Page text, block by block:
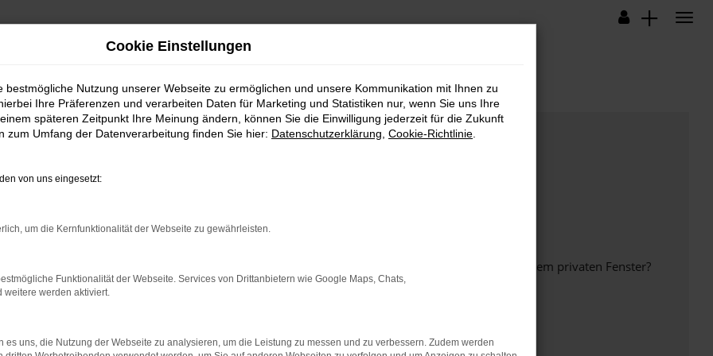
bestimmter Seiten verhindern. Funktioniert die Seite in einem anderen Browser oder in einem privaten Fenster?
beheben.
auf dem neuesten Stand sind.
kann auch dazu führen, dass bestimmte Funktionen nicht mehr unterstützt werden.
Cookie Einstellungen
bestmögliche Nutzung unserer Webseite zu ermöglichen und unsere Kommunikation mit Ihnen zu
Ihre Präferenzen und verarbeiten Daten für Marketing und Statistiken nur, wenn Sie uns Ihre
späteren Zeitpunkt Ihre Meinung ändern, können Sie die Einwilligung jederzeit für die Zukunft
zum Umfang der Datenverarbeitung finden Sie hier: Datenschutzerklärung Cookie-Richtlinie
von uns eingesetzt:
um die Kernfunktionalität der Webseite zu gewährleisten.
Funktionalität der Webseite. Services von Drittanbietern wie Google Maps, Chats,
weitere werden aktiviert.
es uns, die Nutzung der Webseite zu analysieren, um die Leistung zu messen und zu verbessern. Zudem werden